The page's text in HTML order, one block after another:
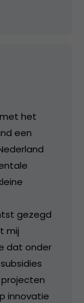
het
een
gezegd
mij
dat onder
innovatie